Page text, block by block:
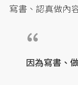
寫書、認真做內
因為寫書、